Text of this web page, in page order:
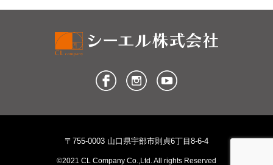
〒755-0003 山口県宇部市則貞6丁目8-6-4
©2021 CL Company Co.,Ltd. All rights Reserved